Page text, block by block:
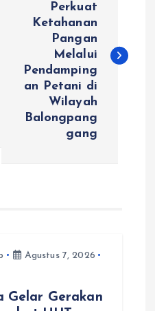
Perkuat
Ketahanan
Pangan
Melalui
Pendamping
an Petani di
Wilayah
Balongpang
gang
Agustus 7, 2026
Gelar Gerakan